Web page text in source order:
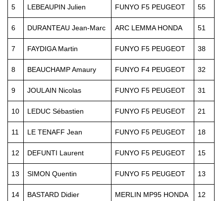
5 LEBEAUPIN Julien FUNYO F5 PEUGEOT 55
6 DURANTEAU Jean-Marc ARC LEMMA HONDA 51
7 FAYDIGA Martin FUNYO F5 PEUGEOT 38
8 BEAUCHAMP Amaury FUNYO F4 PEUGEOT 32
9 JOULAIN Nicolas FUNYO F5 PEUGEOT 31
10 LEDUC Sébastien FUNYO F5 PEUGEOT 21
11 LE TENAFF Jean FUNYO F5 PEUGEOT 18
12 DEFUNTI Laurent FUNYO F5 PEUGEOT 15
13 SIMON Quentin FUNYO F5 PEUGEOT 13
14 BASTARD Didier MERLIN MP95 HONDA 12